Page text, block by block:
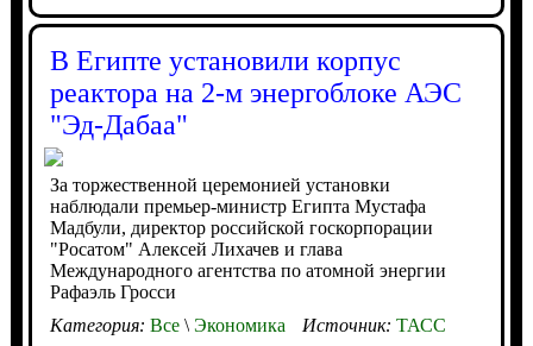
В Египте установили корпус
реактора на 2-м энергоблоке АЭС
"Эд-Дабаа"
За торжественной церемонией установки
наблюдали премьер-министр Египта Мустафа
Мадбули, директор российской госкорпорации
"Росатом" Алексей Лихачев и глава
Международного агентства по атомной энергии
Рафаэль Гросси
Категория: Все\Экономика Источник: ТАСС